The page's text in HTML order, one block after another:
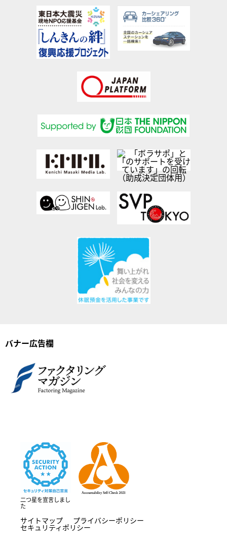
バナー広告欄
二つ星を宣言しまし
た
サイトマップ プライバシーポリシー
セキュリティポリシー